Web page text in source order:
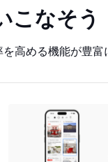
こなそう
高める機能が豊